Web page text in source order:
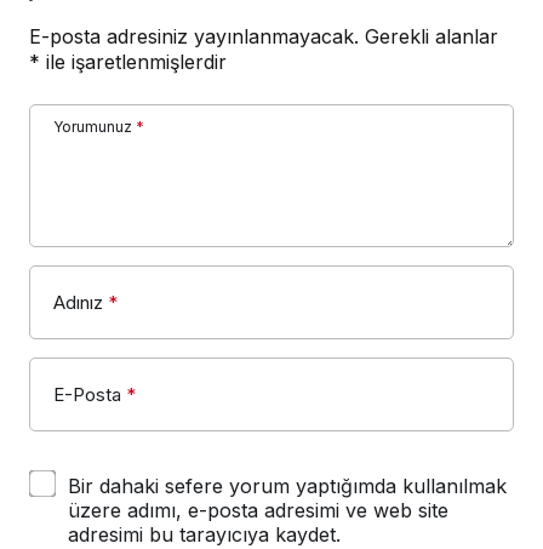
E-posta adresiniz yayınlanmayacak. Gerekli alanlar
* ile işaretlenmişlerdir
Yorumunuz *
Adınız *
E-Posta *
Bir dahaki sefere yorum yaptığımda kullanılmak
üzere adımı, e-posta adresimi ve web site
adresimi bu tarayıcıya kaydet.